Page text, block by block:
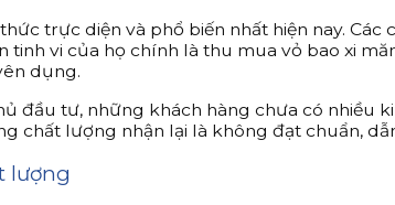
trực diện và phổ biến nhất hiện nay.
vi của họ chính là thu mua vỏ bao xi
dụng.
đầu tư, những khách hàng chưa có nhiều
chất lượng nhận lại là không đạt chuẩn,
lượng